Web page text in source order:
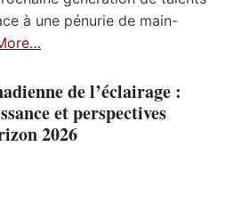
à une pénurie de main-
de l’éclairage :
et perspectives
2026